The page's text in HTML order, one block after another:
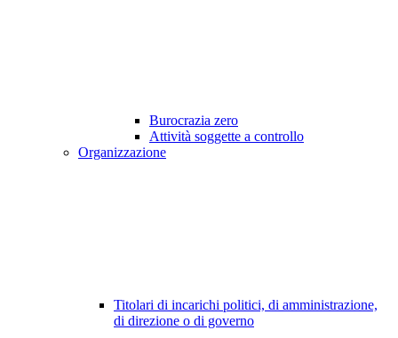
Burocrazia zero
Attività soggette a controllo
Organizzazione
Titolari di incarichi politici, di amministrazione,
di direzione o di governo